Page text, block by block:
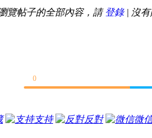
覽帖子的全部內容，請登錄| 沒有
0
支持 反對 微